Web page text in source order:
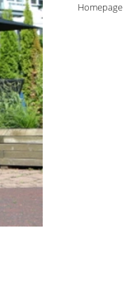
Homepage